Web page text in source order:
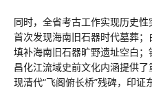
同时，全省考古工作实现历史性
首次发现海南旧石器时代墓葬；
填补海南旧石器旷野遗址空白
昌化江流域史前文化内涵提供
现清代“飞阁俯长桥”残碑，印证